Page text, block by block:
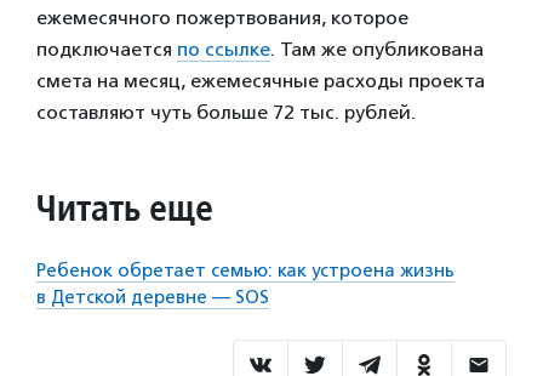
ежемесячного пожертвования, которое
подключается по ссылке. Там же опубликована
смета на месяц, ежемесячные расходы проекта
составляют чуть больше 72 тыс. рублей.
Читать еще
Ребенок обретает семью: как устроена жизнь
в Детской деревне — SOS